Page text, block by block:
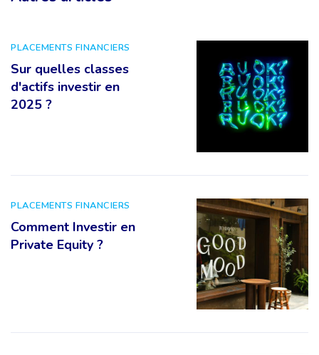
PLACEMENTS FINANCIERS
Sur quelles classes
d'actifs investir en
2025 ?
PLACEMENTS FINANCIERS
Comment Investir en
Private Equity ?